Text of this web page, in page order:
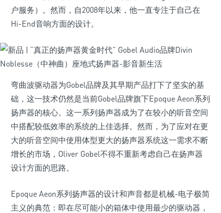
户服务）。然而，自2008年以来，他一直专注于自己在
Hi-End音响方面的设计。
弯曲波驱动器为Gobel品牌及其早期产品打下了坚实的基
础，这一技术仍然是当前Gobel品牌旗下Epoque Aeon系列
扬声器的核心。这一系列扬声器成为了在较小的听音空间
中搭配较低效率的系统的上佳选择。然而，为了应对在更
大的听音空间中使用体型更大的扬声器系统这一需求不断
增长的市场，Oliver Gobel不得不重新考虑自己在扬声器
设计方面的思路。
Epoque Aeon系列扬声器的设计和声音都是机械-电子极简
主义的典范：即在尽可能小的箱体中使用最少的驱动器，